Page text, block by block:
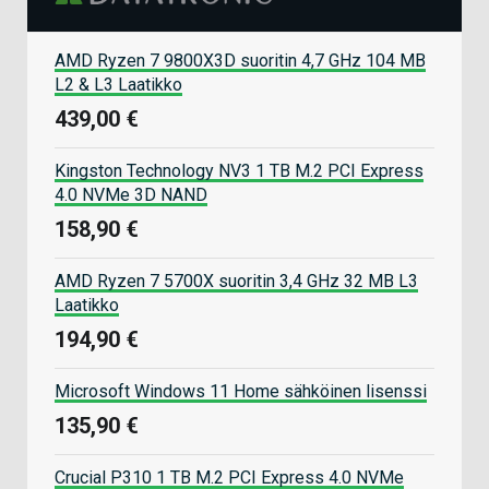
AMD Ryzen 7 9800X3D suoritin 4,7 GHz 104 MB
L2 & L3 Laatikko
439,00 €
Kingston Technology NV3 1 TB M.2 PCI Express
4.0 NVMe 3D NAND
158,90 €
AMD Ryzen 7 5700X suoritin 3,4 GHz 32 MB L3
Laatikko
194,90 €
Microsoft Windows 11 Home sähköinen lisenssi
135,90 €
Crucial P310 1 TB M.2 PCI Express 4.0 NVMe